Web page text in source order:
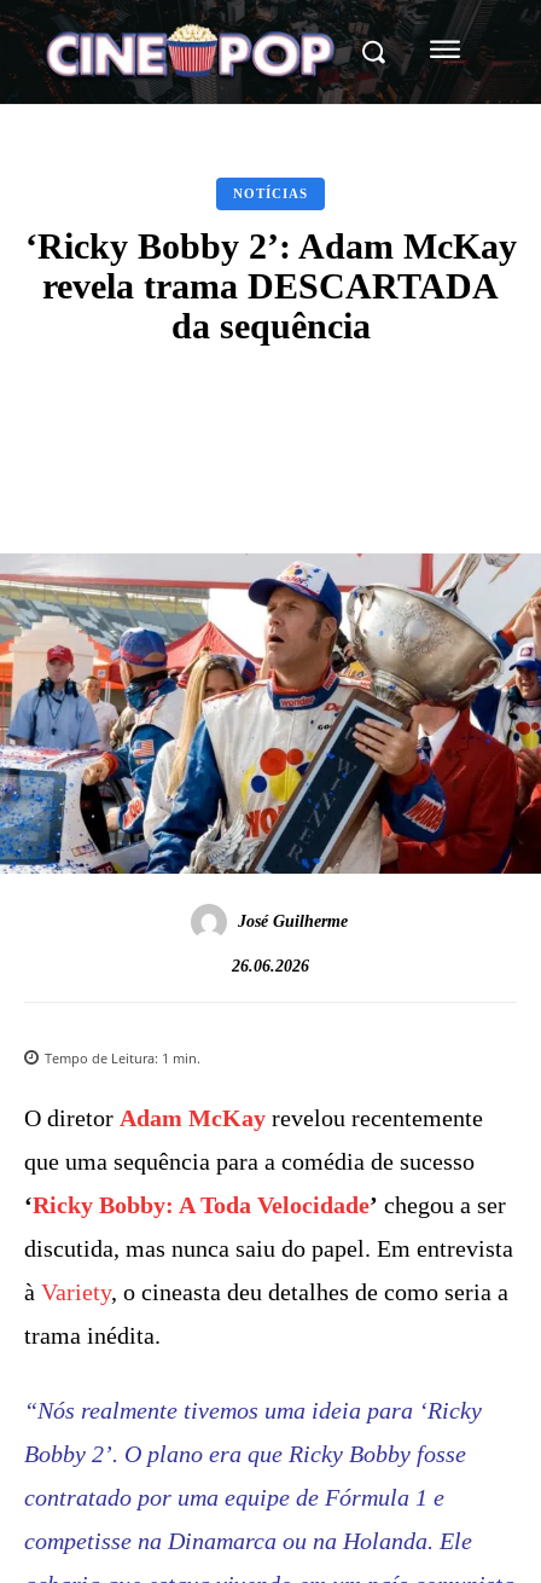
NOTÍCIAS
‘Ricky Bobby 2’: Adam McKay
revela trama DESCARTADA
da sequência
José Guilherme
26.06.2026
Tempo de Leitura: 1 min.
O diretor Adam McKay revelou recentemente
que uma sequência para a comédia de sucesso
‘Ricky Bobby: A Toda Velocidade’ chegou a ser
discutida, mas nunca saiu do papel. Em entrevista
à Variety, o cineasta deu detalhes de como seria a
trama inédita.
“Nós realmente tivemos uma ideia para ‘Ricky
Bobby 2’. O plano era que Ricky Bobby fosse
contratado por uma equipe de Fórmula 1 e
competisse na Dinamarca ou na Holanda. Ele